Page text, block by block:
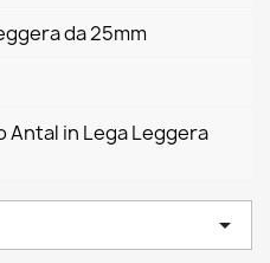
da 25mm
Antal in Lega Leggera
